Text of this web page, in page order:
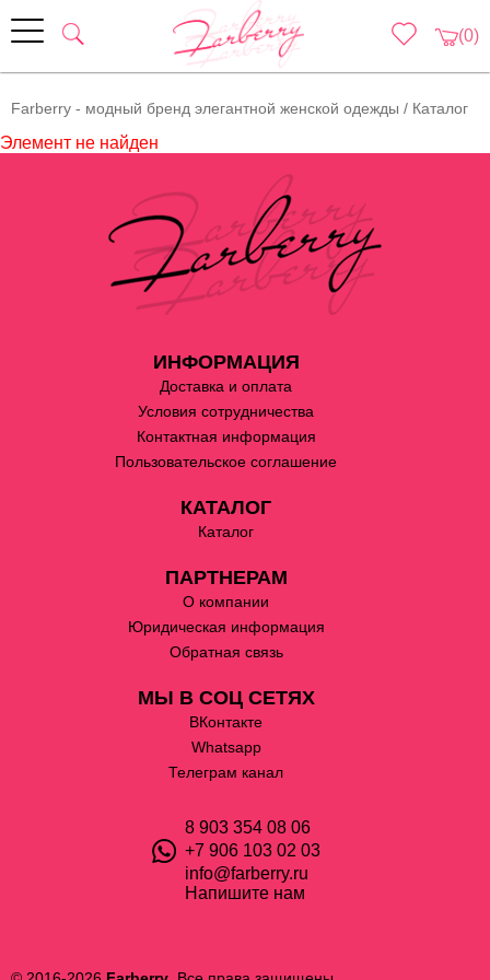
(0)
Farberry - модный бренд элегантной женской одежды / Каталог
Элемент не найден
ИНФОРМАЦИЯ
Доставка и оплата
Условия сотрудничества
Контактная информация
Пользовательское соглашение
КАТАЛОГ
Каталог
ПАРТНЕРАМ
О компании
Юридическая информация
Обратная связь
МЫ В СОЦ СЕТЯХ
ВКонтакте
Whatsapp
Телеграм канал
8 903 354 08 06
+7 906 103 02 03
info@farberry.ru
Напишите нам